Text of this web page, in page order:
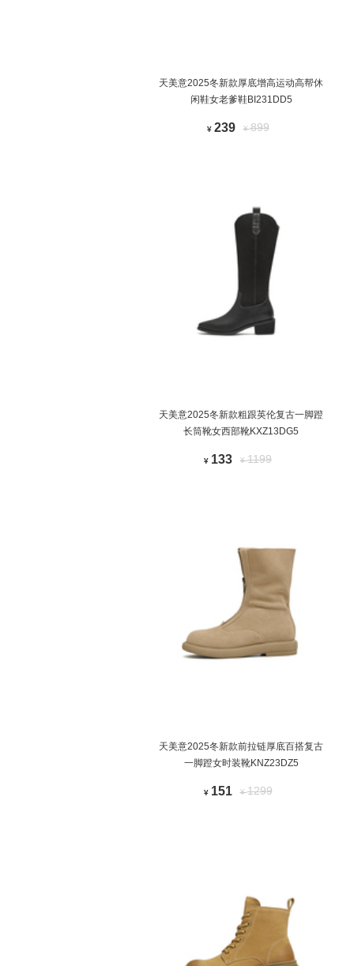
天美意2025冬新款厚底增高运动高帮休
闲鞋女老爹鞋BI231DD5
¥ 239 ¥899
天美意2025冬新款粗跟英伦复古一脚蹬
长筒靴女西部靴KXZ13DG5
¥ 133 ¥1199
天美意2025冬新款前拉链厚底百搭复古
一脚蹬女时装靴KNZ23DZ5
¥ 151 ¥1299